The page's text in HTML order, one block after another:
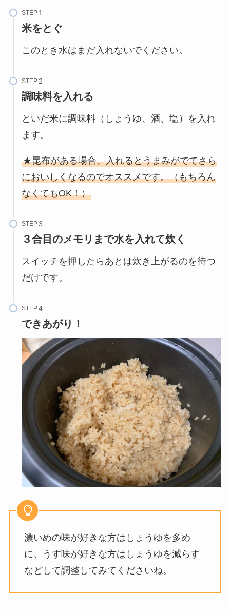
STEP
米をとぐ
このとき水はまだ入れないでください。
STEP
調味料を入れる
といだ米に調味料（しょうゆ、酒、塩）を入れ
ます。
★昆布がある場合、入れるとうまみがでてさら
においしくなるのでオススメです。（もちろん
なくてもOK！）
STEP
３合目のメモリまで水を入れて炊く
スイッチを押したらあとは炊き上がるのを待つ
だけです。
STEP
できあがり！
濃いめの味が好きな方はしょうゆを多め
に、うす味が好きな方はしょうゆを減らす
などして調整してみてくださいね。